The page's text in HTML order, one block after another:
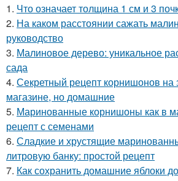
1. Что означает толщина 1 см и 3
2. На каком расстоянии сажать
руководство
3. Малиновое дерево: уникальное
сада
4. Секретный рецепт корнишонов на
магазине, но домашние
5. Маринованные корнишоны как в
рецепт с семенами
6. Сладкие и хрустящие
литровую банку: простой рецепт
7. Как сохранить домашние яблоки